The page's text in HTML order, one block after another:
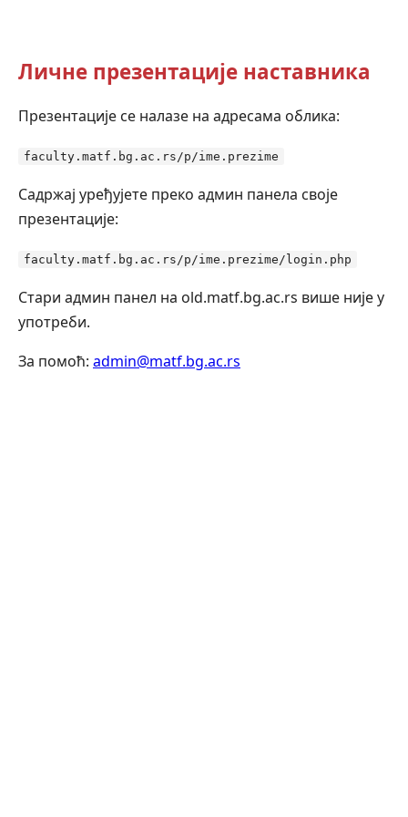
Личне презентације наставника
Презентације се налазе на адресама облика:
faculty.matf.bg.ac.rs/p/ime.prezime
Садржај уређујете преко админ панела своје
презентације:
faculty.matf.bg.ac.rs/p/ime.prezime/login.php
Стари админ панел на old.matf.bg.ac.rs више није у
употреби.
За помоћ: admin@matf.bg.ac.rs